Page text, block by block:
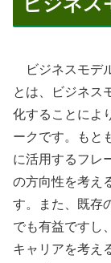
ビジネスモデ
とは、ビジネス
化することによ
ークです。もと
に活用するフレ
の方向性を考え
す。また、既存
でも有益ですし
キャリアを考え